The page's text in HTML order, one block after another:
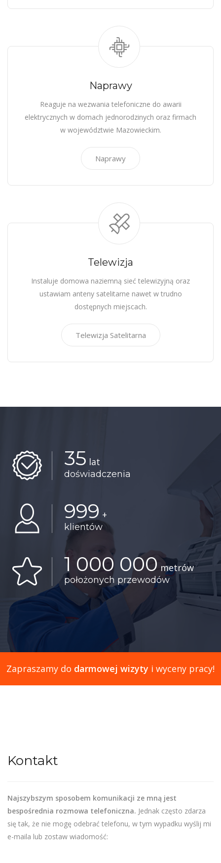
Naprawy
Reaguje na wezwania telefoniczne do awarii
elektrycznych w domach jednorodzinych oraz firmach
w województwie Mazowieckim.
Naprawy
Telewizja
Instaluje domowa naziemną sieć telewizyjną oraz
ustawiam anteny satelitarne nawet w trudno
dostępnych miejscach.
Telewizja Satelitarna
35 lat
doświadczenia
999 +
klientów
1 000 000 metrów
położonych przewodów
Zapraszamy do darmowej wizyty i wyceny pracy!
Kontakt
Najszybszym sposobem komunikacji ze mną jest
bespośrednia rozmowa telefoniczna. Jednak często zdarza
się tak, że nie mogę odebrać telefonu, w tym wypadku wyślij mi
e-maila lub zostaw wiadomość: